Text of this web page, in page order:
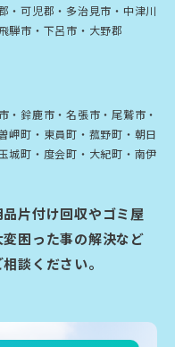
・可児郡・多治見市・中津川
騨市・下呂市・大野郡
・鈴鹿市・名張市・尾鷲市・
岬町・東員町・菰野町・朝日
城町・度会町・大紀町・南伊
片付け回収やゴミ屋
困った事の解決など
談ください。